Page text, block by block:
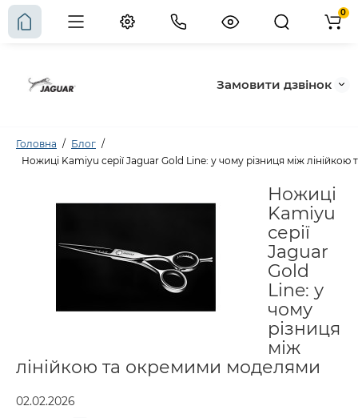
Замовити дзвінок
0
Головна
Блог
Ножиці Kamiyu серії Jaguar Gold Line: у чому різниця між
Ножиці
Kamiyu
серії
Jaguar
Gold
Line: у
чому
різниця
між
лінійкою та окремими моделями
02.02.2026